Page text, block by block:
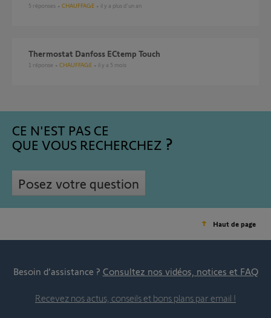
5 réponses CHAUFFAGE il y a plus d'un an
Thermostat Danfoss ECtemp Touch
1 réponse CHAUFFAGE il y a 5 mois
CE N'EST PAS CE
QUE VOUS RECHERCHEZ
Posez votre question
Haut de page
Besoin d’assistance ? Consultez nos vidéos, notices et FAQ
Recevez nos actus, conseils et bons plans par email !